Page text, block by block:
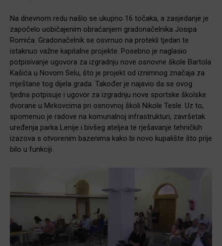
Na dnevnom redu našlo se ukupno 16 točaka, a zasjedanje je
započelo uobičajenim obraćanjem gradonačelnika Josipa
Romića. Gradonačelnik se osvrnuo na protekli tjedan te
istaknuo važne kapitalne projekte. Posebno je naglasio
potpisivanje ugovora za izgradnju nove osnovne škole Bartola
Kašića u Novom Selu, što je projekt od iznimnog značaja za
mještane tog dijela grada. Također je najavio da se ovog
tjedna potpisuje i ugovor za izgradnju nove sportske školske
dvorane u Mirkovcima pri osnovnoj školi Nikole Tesle. Uz to,
spomenuo je radove na komunalnoj infrastrukturi, završetak
uređenja parka Lenije i bivšeg ateljea te rješavanje tehničkih
izazova s otvorenim bazenima kako bi novo kupalište što prije
bilo u funkciji.